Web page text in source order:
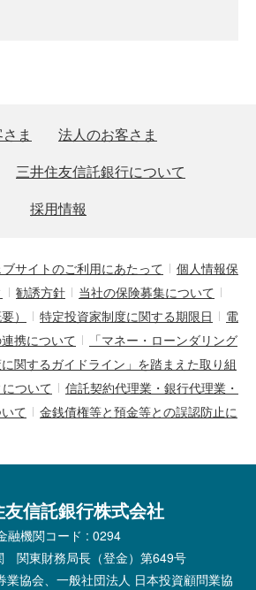
ま
法人のお客さま
三井住友信託銀行について
採用情報
サイトのご利用にあたって
個人情報保
勧誘方針
当社の保険募集について
）
特定投資家制度に関する期限日
電
携について
「マネー・ローンダリング
関するガイドライン」を踏まえた取り組
ついて
信託契約代理業・銀行代理業・
て
金銭債権等と預金等との誤認防止に
信託銀行株式会社
融機関コード : 0294
関東財務局長（登金）第649号
協会、一般社団法人 日本投資顧問業協